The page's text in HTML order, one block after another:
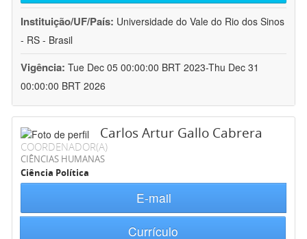
Instituição/UF/País: Universidade do Vale do Rio dos Sinos
- RS - Brasil
Vigência: Tue Dec 05 00:00:00 BRT 2023-Thu Dec 31
00:00:00 BRT 2026
Carlos Artur Gallo Cabrera
COORDENADOR(A)
CIÊNCIAS HUMANAS
Ciência Política
E-mail
Currículo